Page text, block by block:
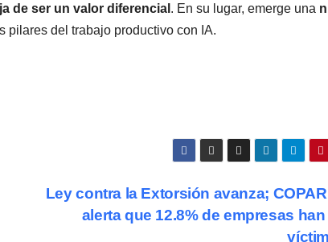
de ser un valor diferencial . En su lugar, emerge una
pilares del trabajo productivo con IA.
Ley contra la Extorsión avanza;
alerta que 12.8% de empresas